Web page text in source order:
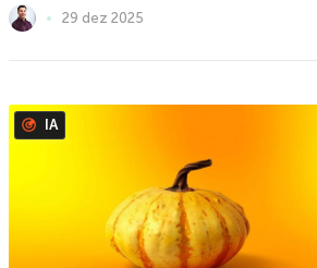
29 dez 2025
IA